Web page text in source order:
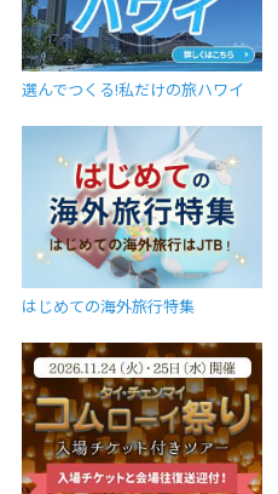
選んでつくる!私だけの旅ハワイ
はじめての海外旅行特集